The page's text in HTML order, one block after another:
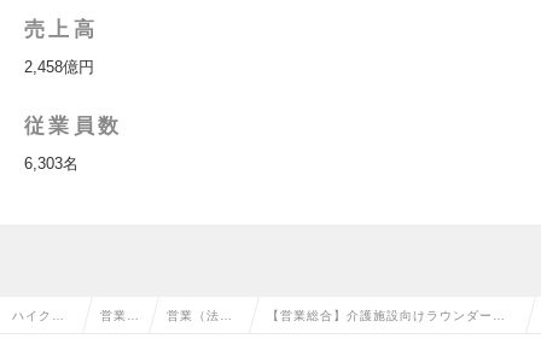
売上高
2,458億円
従業員数
6,303名
ハイクラ 営業系 営業（法人 【営業総合】介護施設向けラウンダー／